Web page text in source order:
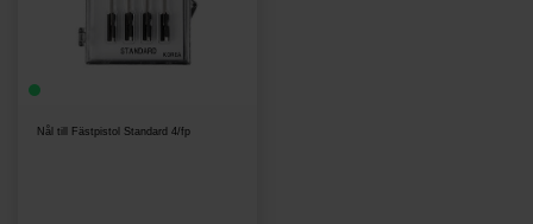
Nål till Fästpistol Standard 4/fp